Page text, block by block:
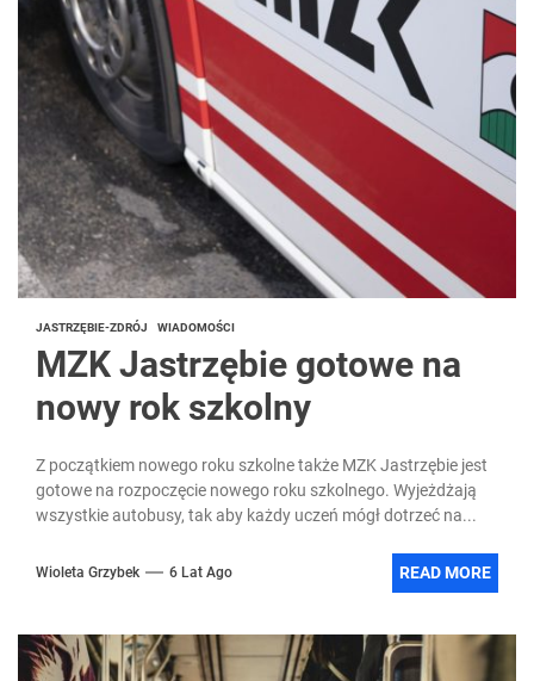
JASTRZĘBIE-ZDRÓJ WIADOMOŚCI
MZK Jastrzębie gotowe na
nowy rok szkolny
Z początkiem nowego roku szkolne także MZK Jastrzębie jest
gotowe na rozpoczęcie nowego roku szkolnego. Wyjeżdżają
wszystkie autobusy, tak aby każdy uczeń mógł dotrzeć na...
Wioleta Grzybek 6 Lat Ago READ MORE